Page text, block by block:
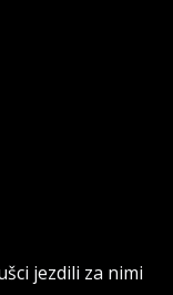
jezdili za nimi